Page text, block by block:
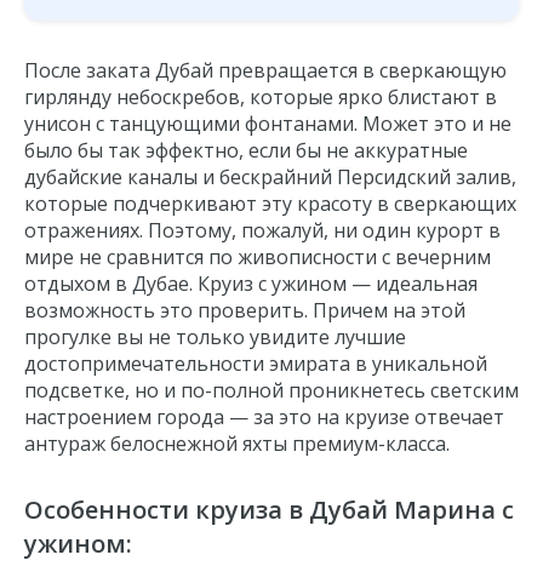
После заката Дубай превращается в сверкающую
гирлянду небоскребов, которые ярко блистают в
унисон с танцующими фонтанами. Может это и не
было бы так эффектно, если бы не аккуратные
дубайские каналы и бескрайний Персидский залив,
которые подчеркивают эту красоту в сверкающих
отражениях. Поэтому, пожалуй, ни один курорт в
мире не сравнится по живописности с вечерним
отдыхом в Дубае. Круиз с ужином — идеальная
возможность это проверить. Причем на этой
прогулке вы не только увидите лучшие
достопримечательности эмирата в уникальной
подсветке, но и по-полной проникнетесь светским
настроением города — за это на круизе отвечает
антураж белоснежной яхты премиум-класса.
Особенности круиза в Дубай Марина с
ужином: